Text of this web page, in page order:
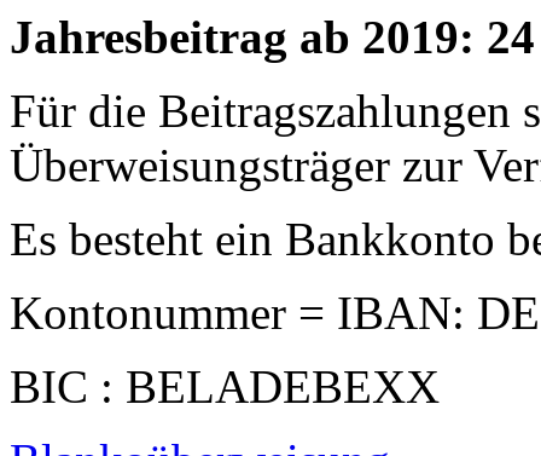
Jahresbeitrag ab 2019:
Für die Beitragszahlungen
Überweisungsträger zur
Es besteht ein Bankkonto
Kontonummer = IBAN:
BIC : BELADEBEXX